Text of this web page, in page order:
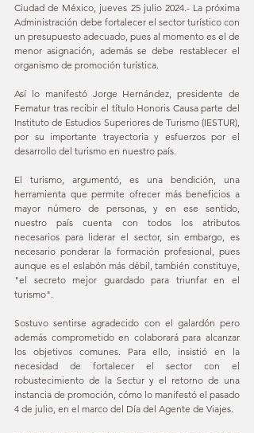
Ciudad de México, jueves 25 julio 2024.- La próxima
Administración debe fortalecer el sector turístico con
un presupuesto adecuado, pues al momento es el de
menor asignación, además se debe restablecer el
organismo de promoción turística.
Así lo manifestó Jorge Hernández, presidente de
Fematur tras recibir el título Honoris Causa parte del
Instituto de Estudios Superiores de Turismo (IESTUR),
por su importante trayectoria y esfuerzos por el
desarrollo del turismo en nuestro país.
El turismo, argumentó, es una bendición, una
herramienta que permite ofrecer más beneficios a
mayor número de personas, y en ese sentido,
nuestro país cuenta con todos los atributos
necesarios para liderar el sector, sin embargo, es
necesario ponderar la formación profesional, pues
aunque es el eslabón más débil, también constituye,
"el secreto mejor guardado para triunfar en el
turismo".
Sostuvo sentirse agradecido con el galardón pero
además comprometido en colaborará para alcanzar
los objetivos comunes. Para ello, insistió en la
necesidad de fortalecer el sector con el
robustecimiento de la Sectur y el retorno de una
instancia de promoción, cómo lo manifestó el pasado
4 de julio, en el marco del Día del Agente de Viajes.